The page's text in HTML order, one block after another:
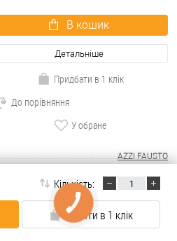
Кількість:
Купити в 1 клік
В кошик
Детальніше
Придбати в 1 клік
До порівняння
У обране
AZZI FAUSTO
Італія
AZZI FAUSTO F23 Topsecure 85x70